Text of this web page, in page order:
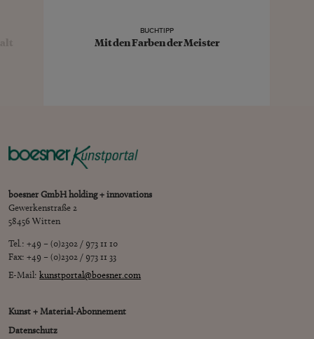
BUCHTIPP
Mit den Farben der Meister
boesner GmbH holding + innovations
Gewerkenstraße 2
58456 Witten
Tel.: +49 – (0)2302 / 973 11 10
Fax: +49 – (0)2302 / 973 11 33
E-Mail:kunstportal@boesner.com
Kunst + Material-Abonnement
Datenschutz